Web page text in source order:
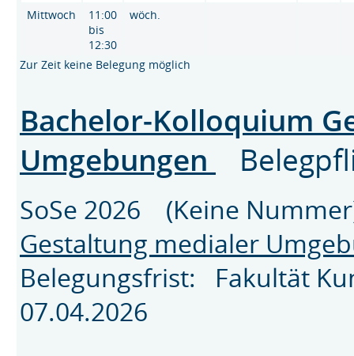
Mittwoch
11:00
bis
12:30
wöch.
Zur Zeit keine Belegung möglich
Bachelor-Kolloquium
Umgebungen
SoSe 2026 (Keine
Gestaltung medialer
Belegungsfrist: Fakultät
07.04.2026